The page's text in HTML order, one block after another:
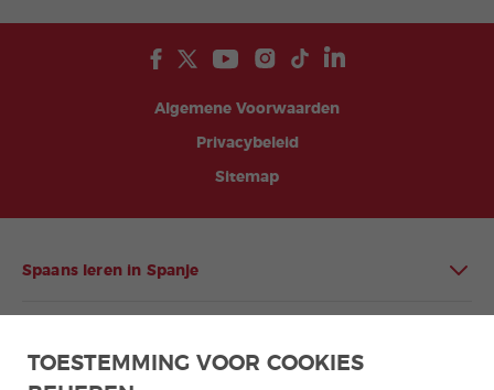
Algemene Voorwaarden
Privacybeleid
Sitemap
Spaans leren in Spanje
TOESTEMMING VOOR COOKIES